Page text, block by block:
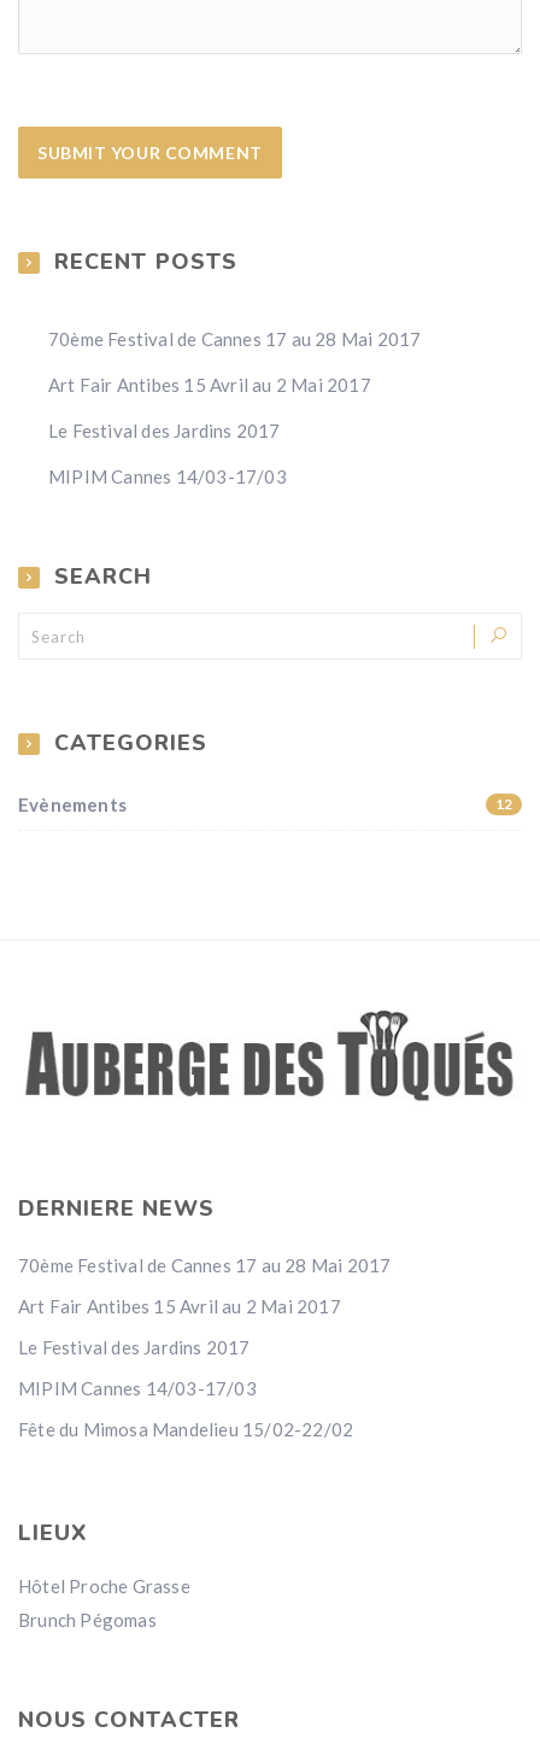
RECENT POSTS
70ème Festival de Cannes 17 au 28 Mai 2017
Art Fair Antibes 15 Avril au 2 Mai 2017
Le Festival des Jardins 2017
MIPIM Cannes 14/03-17/03
SEARCH
CATEGORIES
Evènements 12
DERNIERE NEWS
70ème Festival de Cannes 17 au 28 Mai 2017
Art Fair Antibes 15 Avril au 2 Mai 2017
Le Festival des Jardins 2017
MIPIM Cannes 14/03-17/03
Fête du Mimosa Mandelieu 15/02-22/02
LIEUX
Hôtel Proche Grasse
Brunch Pégomas
NOUS CONTACTER